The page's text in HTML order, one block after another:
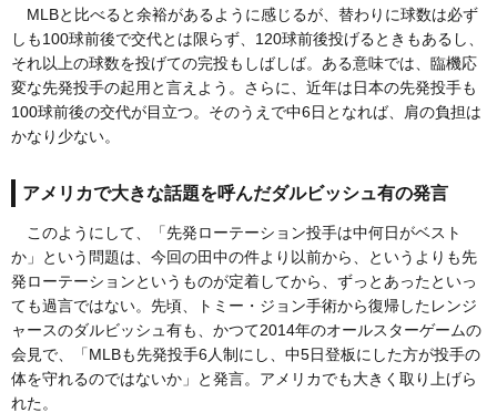
MLBと比べると余裕があるように感じるが、替わりに球数は必ず
しも100球前後で交代とは限らず、120球前後投げるときもあるし、
それ以上の球数を投げての完投もしばしば。ある意味では、臨機応
変な先発投手の起用と言えよう。さらに、近年は日本の先発投手も
100球前後の交代が目立つ。そのうえで中6日となれば、肩の負担は
かなり少ない。
アメリカで大きな話題を呼んだダルビッシュ有の発言
このようにして、「先発ローテーション投手は中何日がベスト
か」という問題は、今回の田中の件より以前から、というよりも先
発ローテーションというものが定着してから、ずっとあったといっ
ても過言ではない。先頃、トミー・ジョン手術から復帰したレンジ
ャースのダルビッシュ有も、かつて2014年のオールスターゲームの
会見で、「MLBも先発投手6人制にし、中5日登板にした方が投手の
体を守れるのではないか」と発言。アメリカでも大きく取り上げら
れた。